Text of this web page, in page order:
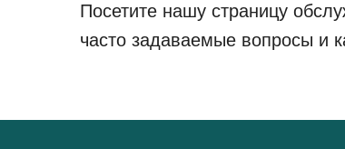
Посетите нашу страницу
часто задаваемые вопросы и